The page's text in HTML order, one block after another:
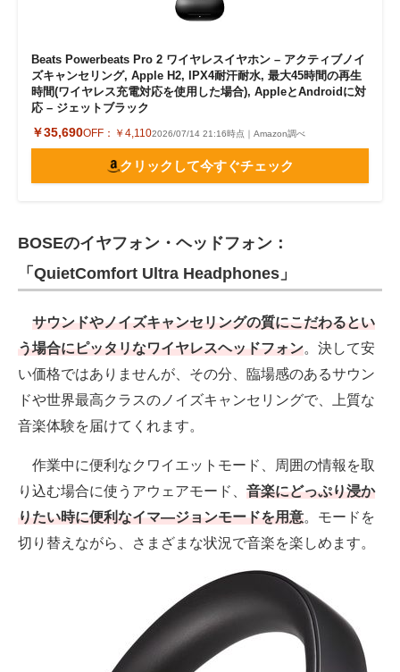
Beats Powerbeats Pro 2 ワイヤレスイヤホン – アクティブノイ
ズキャンセリング, Apple H2, IPX4耐汗耐水, 最大45時間の再生
時間(ワイヤレス充電対応を使用した場合), AppleとAndroidに対
応 – ジェットブラック
￥35,690OFF： ￥4,1102026/07/14 21:16時点｜Amazon調べ
クリックして今すぐチェック
BOSEのイヤフォン・ヘッドフォン：
「QuietComfort Ultra Headphones」
サウンドやノイズキャンセリングの質にこだわるとい
う場合にピッタリなワイヤレスヘッドフォン。決して安
い価格ではありませんが、その分、臨場感のあるサウン
ドや世界最高クラスのノイズキャンセリングで、上質な
音楽体験を届けてくれます。
作業中に便利なクワイエットモード、周囲の情報を取
り込む場合に使うアウェアモード、 音楽にどっぷり浸か
りたい時に便利なイマ―ジョンモードを用意。モードを
切り替えながら、さまざまな状況で音楽を楽しめます。